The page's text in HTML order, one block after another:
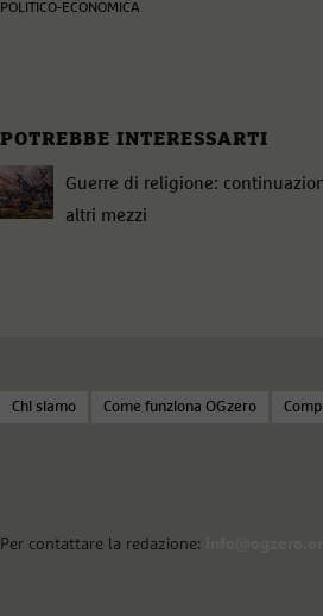
POLITICO-ECONOMICA
POTREBBE INTERESSARTI
Guerre di religione:
altri mezzi
Chi siamo Come funziona OGzero
Per contattare la redazione: